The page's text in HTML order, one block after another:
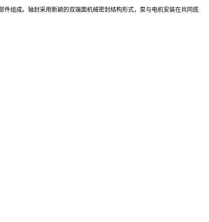
组成。轴封采用新颖的双端面机械密封结构形式，泵与电机安装在共同底